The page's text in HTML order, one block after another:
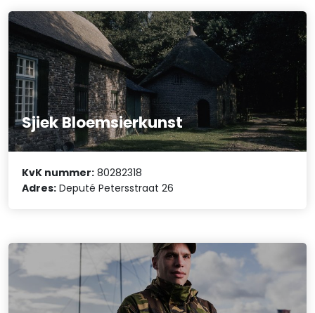
Sjiek Bloemsierkunst
KvK nummer: 80282318
Adres: Deputé Petersstraat 26